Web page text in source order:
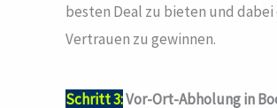
besten Deal zu bieten und dabei
Vertrauen zu gewinnen.
Schritt 3:Vor-Ort-Abholung in